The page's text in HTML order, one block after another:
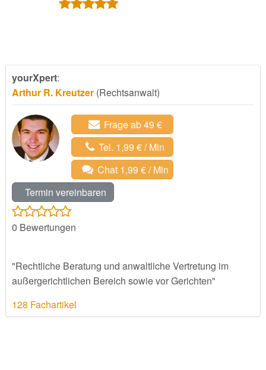
yourXpert:
Arthur R. Kreutzer(Rechtsanwalt)
Frage ab 49 €
Tel. 1,99 € / Min
Chat 1,99 € / Min
Termin vereinbaren
0 Bewertungen
"Rechtliche Beratung und anwaltliche Vertretung im
außergerichtlichen Bereich sowie vor Gerichten"
128 Fachartikel